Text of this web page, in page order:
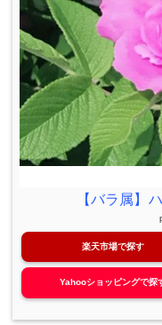
【バラ属】
楽天市場で探す
Yahooショッピングで探